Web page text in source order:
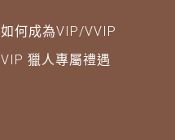
如何成為VIP/VVIP
VIP 獵人專屬禮遇